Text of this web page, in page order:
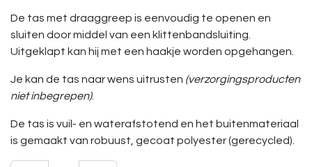
De tas met draaggreep is eenvoudig te openen en
sluiten door middel van een klittenbandsluiting.
Uitgeklapt kan hij met een haakje worden opgehangen.
Je kan de tas naar wens uitrusten (verzorgingsproducten
niet inbegrepen).
De tas is vuil- en waterafstotend en het buitenmateriaal
is gemaakt van robuust, gecoat polyester (gerecycled).